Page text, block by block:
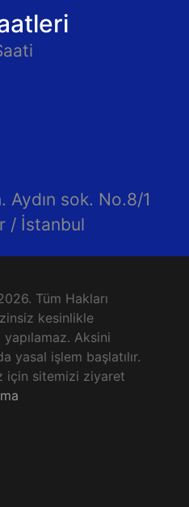
Aydın sok. No.8/1
/ İstanbul
Tüm Hakları
kesinlikle
yapılamaz. Aksini
yasal işlem başlatılır.
için sitemizi ziyaret